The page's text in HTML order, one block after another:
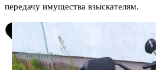
передачу имущества взыскателям.